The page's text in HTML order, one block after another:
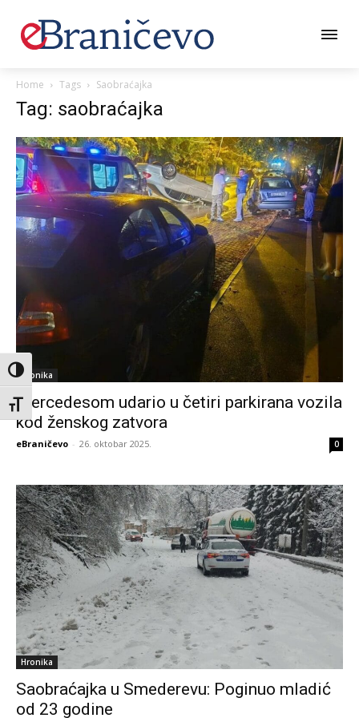
Toggle High Contrast
Toggle Font size
Home Tags Saobraćajka
Tag: saobraćajka
Hronika
Mercedesom udario u četiri parkirana vozila
kod ženskog zatvora
eBraničevo - 26. oktobar 2025. 0
Hronika
Saobraćajka u Smederevu: Poginuo mladić
od 23 godine